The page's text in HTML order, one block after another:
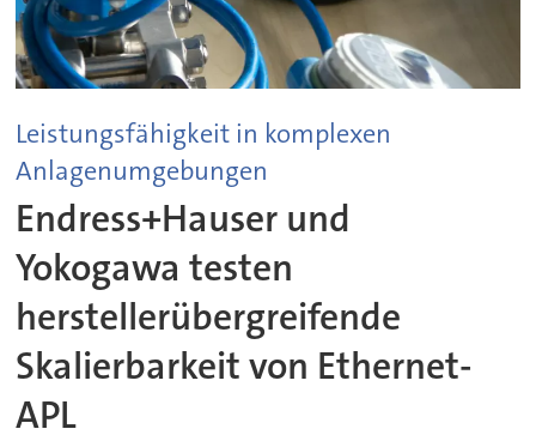
Leistungsfähigkeit in komplexen
Anlagenumgebungen
Endress+Hauser und
Yokogawa testen
herstellerübergreifende
Skalierbarkeit von Ethernet-
APL